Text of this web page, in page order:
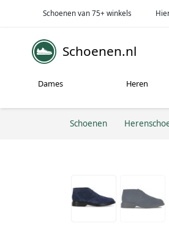
Schoenen van 75+ winkels
Schoenen.nl
Dames Heren
Schoenen